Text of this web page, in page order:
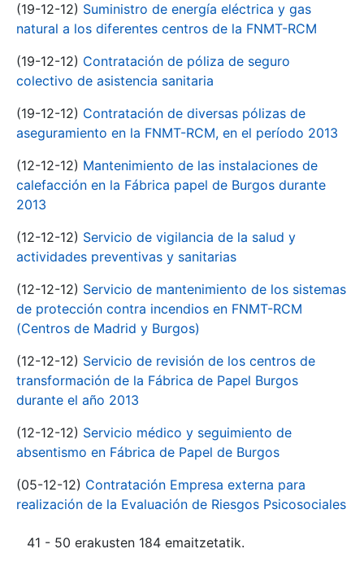
(19-12-12) Suministro de energía eléctrica y gas
natural a los diferentes centros de la FNMT-RCM
(19-12-12) Contratación de póliza de seguro
colectivo de asistencia sanitaria
(19-12-12) Contratación de diversas pólizas de
aseguramiento en la FNMT-RCM, en el período 2013
(12-12-12) Mantenimiento de las instalaciones de
calefacción en la Fábrica papel de Burgos durante
2013
(12-12-12) Servicio de vigilancia de la salud y
actividades preventivas y sanitarias
(12-12-12) Servicio de mantenimiento de los sistemas
de protección contra incendios en FNMT-RCM
(Centros de Madrid y Burgos)
(12-12-12) Servicio de revisión de los centros de
transformación de la Fábrica de Papel Burgos
durante el año 2013
(12-12-12) Servicio médico y seguimiento de
absentismo en Fábrica de Papel de Burgos
(05-12-12) Contratación Empresa externa para
realización de la Evaluación de Riesgos Psicosociales
41 - 50 erakusten 184 emaitzetatik.